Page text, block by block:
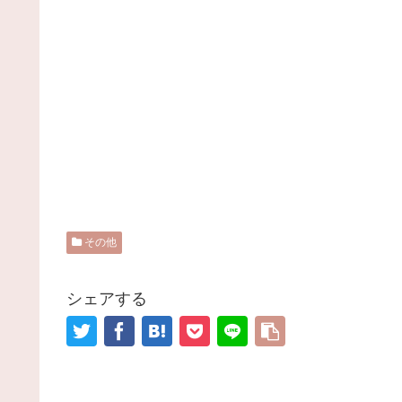
その他
シェアする